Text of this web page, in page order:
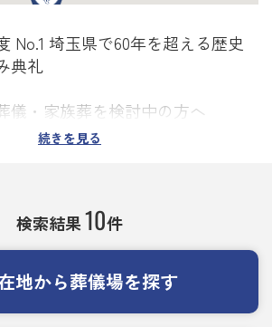
No.1 埼玉県で60年を超える歴史
典礼
儀・家族葬を検討中の方へ
葬式・家族葬・社葬は、創業60年
葬式のかたちを選べる葬儀場・斎
た方の口コミや、斎場の施設情報
す。
必要なご遺族には、お近くで安置
続きを見る
検索結果10件
地から葬儀場を探す